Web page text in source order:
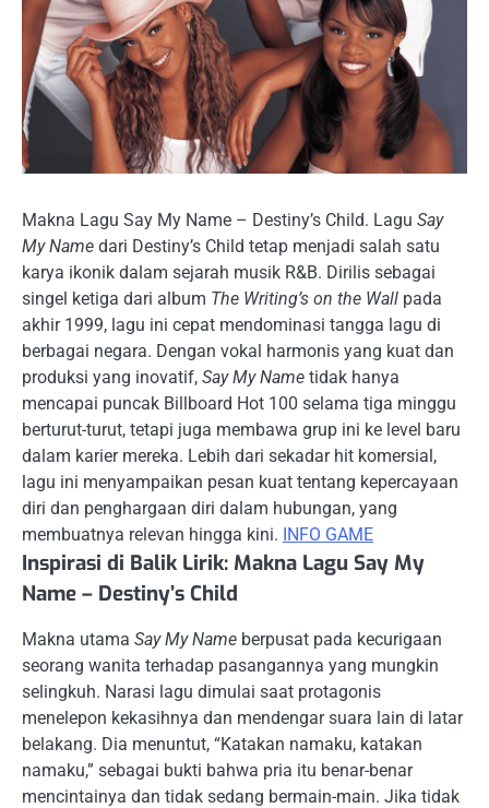
Makna Lagu Say My Name – Destiny’s Child. Lagu Say
My Name dari Destiny’s Child tetap menjadi salah satu
karya ikonik dalam sejarah musik R&B. Dirilis sebagai
singel ketiga dari album The Writing’s on the Wall pada
akhir 1999, lagu ini cepat mendominasi tangga lagu di
berbagai negara. Dengan vokal harmonis yang kuat dan
produksi yang inovatif, Say My Name tidak hanya
mencapai puncak Billboard Hot 100 selama tiga minggu
berturut-turut, tetapi juga membawa grup ini ke level baru
dalam karier mereka. Lebih dari sekadar hit komersial,
lagu ini menyampaikan pesan kuat tentang kepercayaan
diri dan penghargaan diri dalam hubungan, yang
membuatnya relevan hingga kini. INFO GAME
Inspirasi di Balik Lirik: Makna Lagu Say My
Name – Destiny’s Child
Makna utama Say My Name berpusat pada kecurigaan
seorang wanita terhadap pasangannya yang mungkin
selingkuh. Narasi lagu dimulai saat protagonis
menelepon kekasihnya dan mendengar suara lain di latar
belakang. Dia menuntut, “Katakan namaku, katakan
namaku,” sebagai bukti bahwa pria itu benar-benar
mencintainya dan tidak sedang bermain-main. Jika tidak